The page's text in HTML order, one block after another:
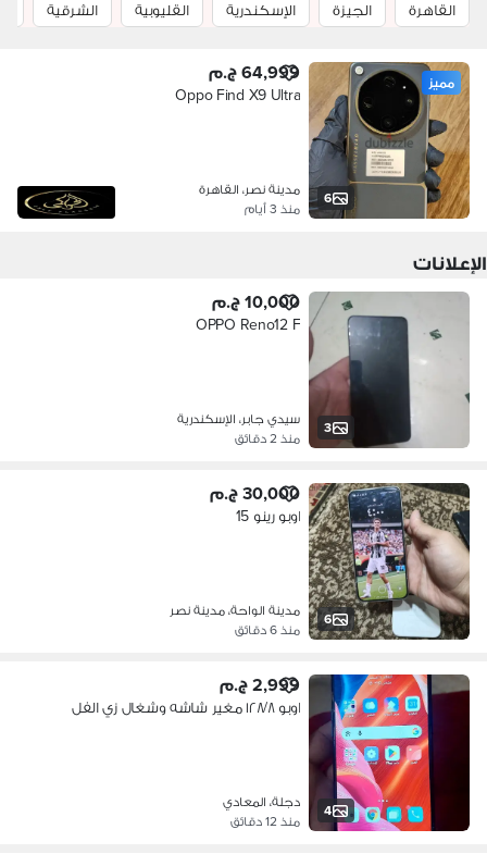
القاهرة
الجيزة الإسكندرية القليوبية الشرقية
6
مميز 64,999 ج.م
Oppo Find X9 Ultra
مدينة نصر، القاهرة
منذ 3 أيام
الإعلانات
3
10,000 ج.م
OPPO Reno12 F
سيدي جابر، الإسكندرية
منذ 2 دقائق
6
30,000 ج.م
اوبو رينو 15
مدينة الواحة، مدينة نصر
منذ 6 دقائق
4
2,999 ج.م
اوبو ١٢٨/٨ مغير شاشه وشغال زي الفل
دجلة، المعادي
منذ 12 دقائق